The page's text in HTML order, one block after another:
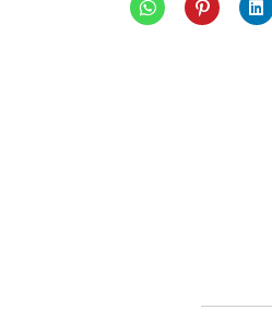
לחצו
כדי
לחץ
כדי
לחיצה
לשיתוף